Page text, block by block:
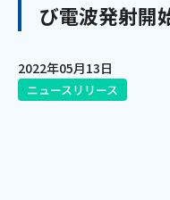
び電波発射開
2022年05月13日
ニュースリリース